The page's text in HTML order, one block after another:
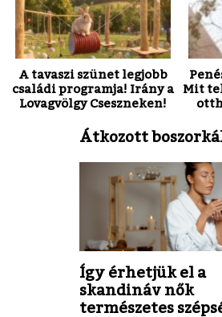
A tavaszi szünet legjobb
családi programja! Irány a
Lovagvölgy Cseszneken!
Mit
Átkozott
Így érhetjük el a
skandináv nők
természetes